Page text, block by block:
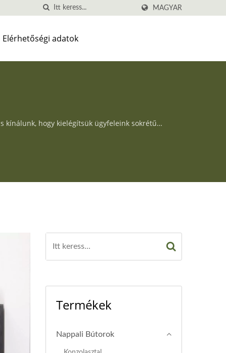
MAGYAR
Elérhetőségi adatok
kínálunk, hogy kielégítsük ügyfeleink sokrétű
Termékek
Nappali Bútorok